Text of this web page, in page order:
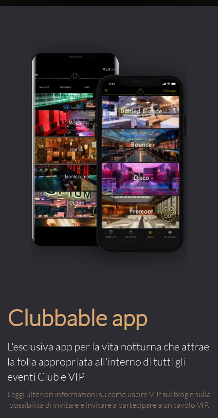
Clubbable app
L'esclusiva app per la vita notturna che attrae
la folla appropriata all'interno di tutti gli
eventi Club e VIP
Leggi ulteriori informazioni su come uscire VIP sul blog e sulla
possibilità di invitare e invitare a partecipare a un tavolo VIP.